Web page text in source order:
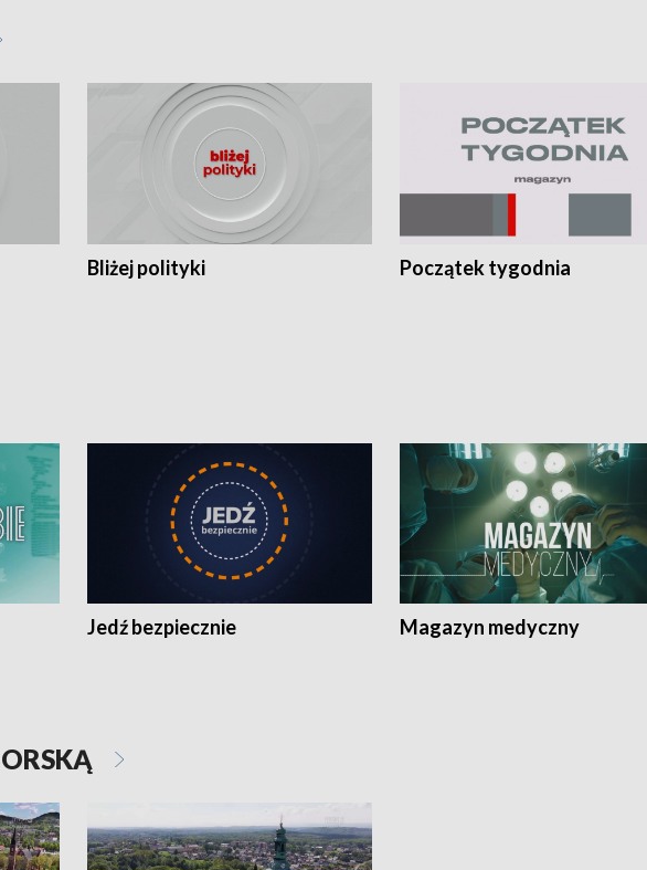
Bliżej polityki Początek tygodnia
Jedź bezpiecznie Magazyn medyczny